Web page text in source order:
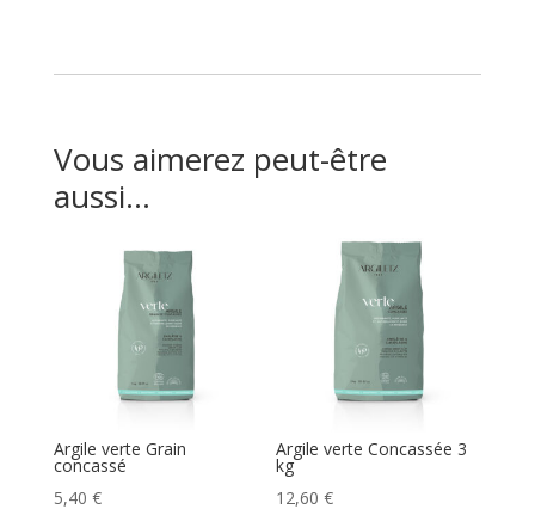
Vous aimerez peut-être
aussi…
Argile verte Grain
concassé
5,40 €
Argile verte Concassée 3
kg
12,60€